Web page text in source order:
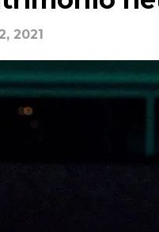
2021